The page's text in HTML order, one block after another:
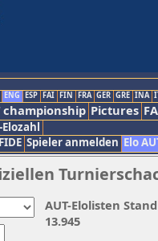
ENG ESP FAI FIN FRA GER GRE INA
championship Pictures
FIDE Spieler anmelden Elo
AUT-Elolisten
13.945